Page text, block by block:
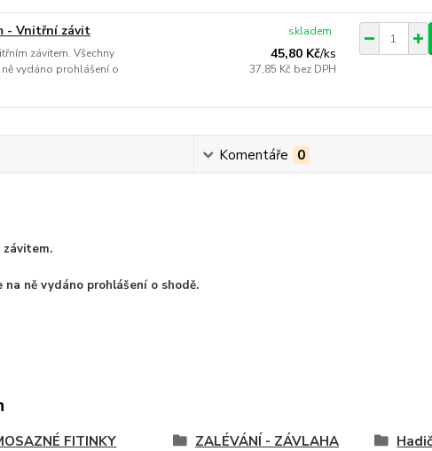
- Vnitřní závit
závitem. Všechny
vydáno prohlášení o
45,80 Kč/ks
37,85 Kč bez DPH
skladem
Komentáře 0
závitem.
ně vydáno prohlášení o shodě.
FITINKY ZALÉVÁNÍ - ZÁVLAHA